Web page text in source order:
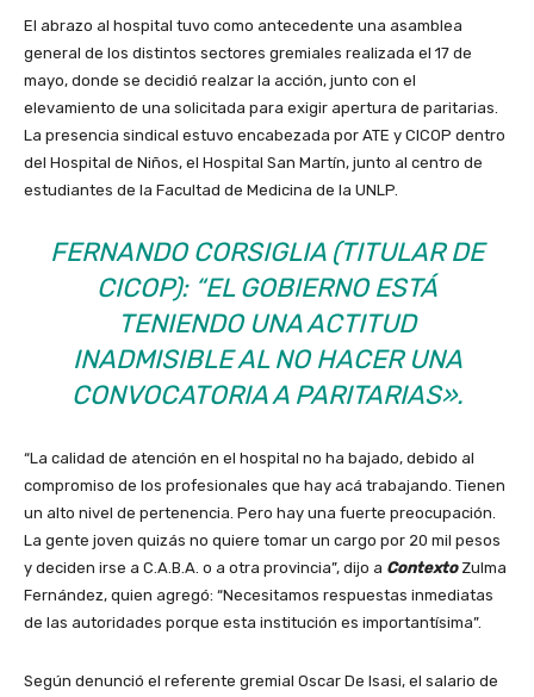
El abrazo al hospital tuvo como antecedente una asamblea
general de los distintos sectores gremiales realizada el 17 de
mayo, donde se decidió realzar la acción, junto con el
elevamiento de una solicitada para exigir apertura de paritarias.
La presencia sindical estuvo encabezada por ATE y CICOP dentro
del Hospital de Niños, el Hospital San Martín, junto al centro de
estudiantes de la Facultad de Medicina de la UNLP.
FERNANDO CORSIGLIA (TITULAR DE
CICOP): “EL GOBIERNO ESTÁ
TENIENDO UNA ACTITUD
INADMISIBLE AL NO HACER UNA
CONVOCATORIA A PARITARIAS».
“La calidad de atención en el hospital no ha bajado, debido al
compromiso de los profesionales que hay acá trabajando. Tienen
un alto nivel de pertenencia. Pero hay una fuerte preocupación.
La gente joven quizás no quiere tomar un cargo por 20 mil pesos
y deciden irse a C.A.B.A. o a otra provincia”, dijo a ContextoZulma
Fernández, quien agregó: “Necesitamos respuestas inmediatas
de las autoridades porque esta institución es importantísima”.
Según denunció el referente gremial Oscar De Isasi, el salario de